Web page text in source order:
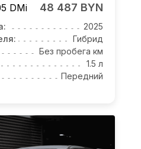
DMi 48 487 BYN
2025
Гибрид
Без пробега км
1.5 л
Передний